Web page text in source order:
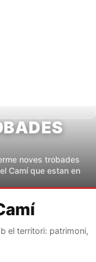
noves trobades
Camí que estan en
el territori: patrimoni,